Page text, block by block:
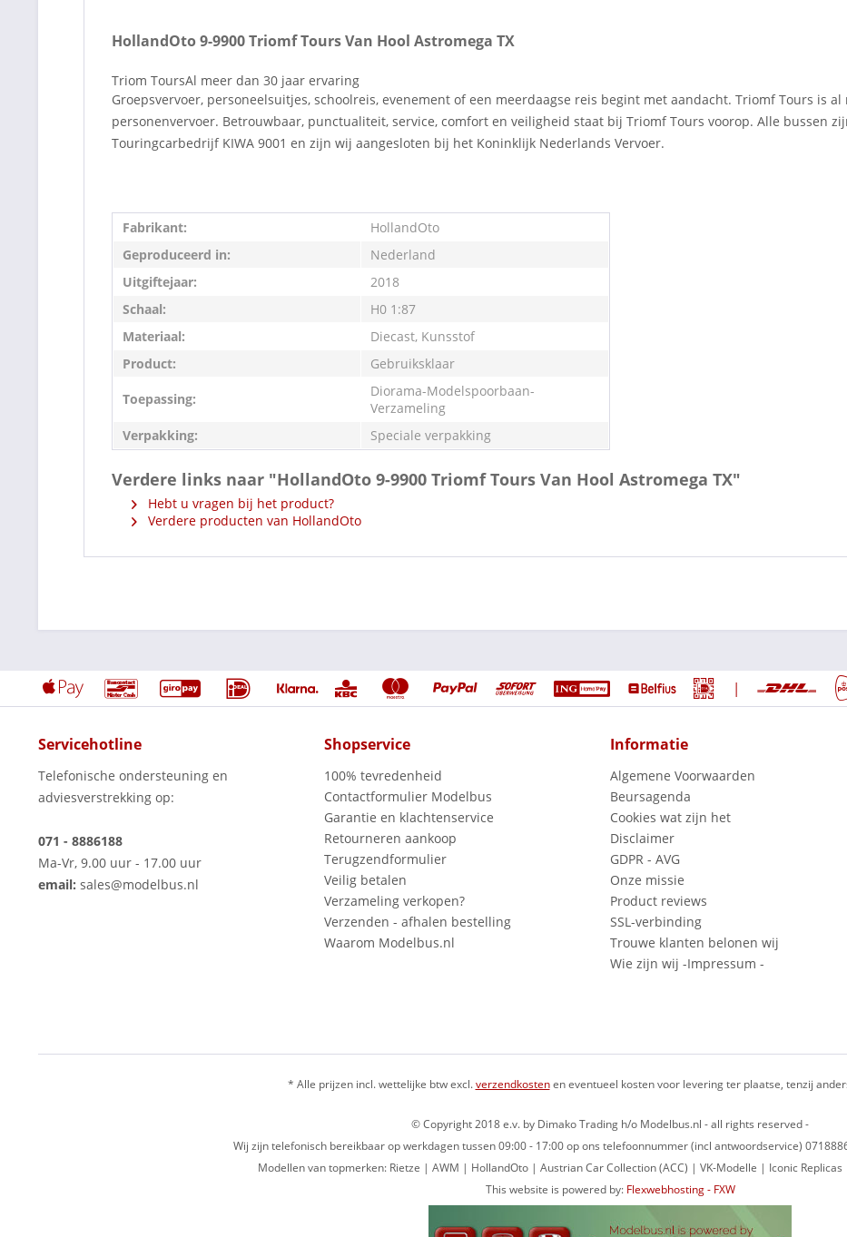
HollandOto 9-9900 Triomf Tours Van Hool Astromega TX
Triom ToursAl meer dan 30 jaar ervaring
Groepsvervoer, personeelsuitjes, schoolreis, evenement of een meerdaagse reis begint met aandacht. Triomf Tours is
personenvervoer. Betrouwbaar, punctualiteit, service, comfort en veiligheid staat bij Triomf Tours voorop. Alle bussen
Touringcarbedrijf KIWA 9001 en zijn wij aangesloten bij het Koninklijk Nederlands Vervoer.
Fabrikant:
HollandOto
Geproduceerd in:
Nederland
Uitgiftejaar:
2018
Schaal:
H0 1:87
Materiaal:
Diecast, Kunsstof
Product:
Gebruiksklaar
Toepassing:
Diorama-Modelspoorbaan-
Verzameling
Verpakking:
Speciale verpakking
Verdere links naar "HollandOto 9-9900 Triomf Tours Van Hool Astromega TX"
Hebt u vragen bij het product?
Verdere producten van HollandOto
|
Servicehotline
Telefonische ondersteuning en
adviesverstrekking op:
071 - 8886188
Ma-Vr, 9.00 uur - 17.00 uur
email: sales@modelbus.nl
Shopservice
100% tevredenheid
Contactformulier Modelbus
Garantie en klachtenservice
Retourneren aankoop
Terugzendformulier
Veilig betalen
Verzameling verkopen?
Verzenden - afhalen bestelling
Waarom Modelbus.nl
Informatie
Algemene Voorwaarden
Beursagenda
Cookies wat zijn het
Disclaimer
GDPR - AVG
Onze missie
Product reviews
SSL-verbinding
Trouwe klanten belonen wij
Wie zijn wij -Impressum -
* Alle prijzen incl. wettelijke btw excl.verzendkostenen eventueel kosten voor levering ter plaatse, tenzij
© Copyright 2018 e.v. by Dimako Trading h/o Modelbus.nl - all rights reserved -
Wij zijn telefonisch bereikbaar op werkdagen tussen 09:00 - 17:00 op ons telefoonnummer (incl antwoordservice)
Modellen van topmerken: Rietze | AWM | HollandOto | Austrian Car Collection (ACC) | VK-Modelle | Iconic
This website is powered by: Flexwebhosting - FXW